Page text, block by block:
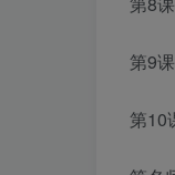
第9
第10